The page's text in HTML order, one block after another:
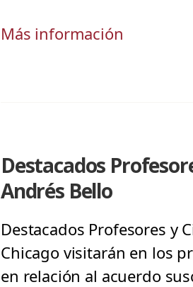
Más información
Destacados
Andrés Bello
Destacados Profesores y
Chicago visitarán en los
en relación al acuerdo